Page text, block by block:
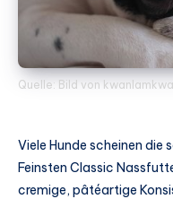
Quelle: Bild von
Viele Hunde scheinen die
Feinsten Classic
cremige, pâtéartige